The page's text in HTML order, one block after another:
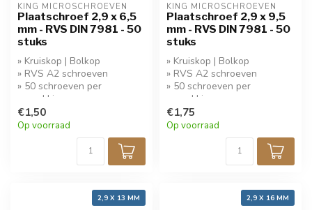
KING MICROSCHROEVEN
Plaatschroef 2,9 x 6,5
mm - RVS DIN 7981 - 50
stuks
» Kruiskop | Bolkop
» RVS A2 schroeven
» 50 schroeven per
verpakking
» Koop 5 stuks krijg 10%
korting!
€1,50
Op voorraad
KING MICROSCHROEVEN
Plaatschroef 2,9 x 9,5
mm - RVS DIN 7981 - 50
stuks
» Kruiskop | Bolkop
» RVS A2 schroeven
» 50 schroeven per
verpakking
» Koop 5 stuks krijg 10%
korting!
€1,75
Op voorraad
2,9 X 13 MM 2,9 X 16 MM